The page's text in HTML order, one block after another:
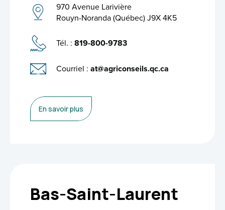
970 Avenue Larivière
Rouyn-Noranda (Québec) J9X 4K5
Tél. : 819-800-9783
Courriel : at@agriconseils.qc.ca
En savoir plus
Bas-Saint-Laurent